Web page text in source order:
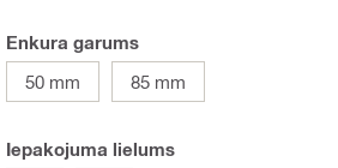
Enkura garums
50 mm
85 mm
Iepakojuma lielums